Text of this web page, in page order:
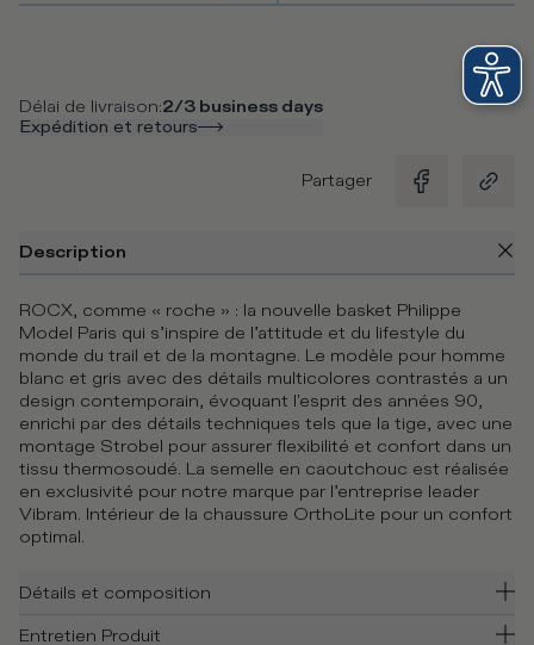
Délai de livraison:2/3 business days
Expédition et retours
Partager
Description
ROCX, comme « roche » : la nouvelle basket Philippe
Model Paris qui s’inspire de l’attitude et du lifestyle du
monde du trail et de la montagne. Le modèle pour homme
blanc et gris avec des détails multicolores contrastés a un
design contemporain, évoquant l'esprit des années 90,
enrichi par des détails techniques tels que la tige, avec une
montage Strobel pour assurer flexibilité et confort dans un
tissu thermosoudé. La semelle en caoutchouc est réalisée
en exclusivité pour notre marque par l’entreprise leader
Vibram. Intérieur de la chaussure OrthoLite pour un confort
optimal.
Détails et composition
Entretien Produit